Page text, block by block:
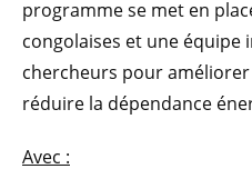
programme se met en
congolaises et une équipe
chercheurs pour
réduire la dépendance
Avec :